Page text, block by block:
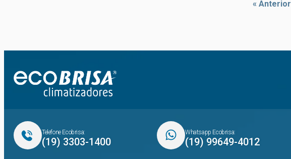
« Anterior
Telefone Ecobrisa:
(19) 3303-1400
Whatsapp Ecobrisa:
(19) 99649-4012